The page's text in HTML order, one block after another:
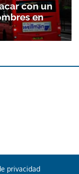
con un
en
privacidad